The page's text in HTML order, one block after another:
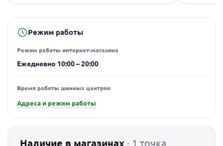
Режим работы
Режим работы интернет-магазина
Ежедневно 10:00 – 20:00
Время работы шинных центров
Адреса и режим работы
Наличие в магазинах · 1 точка